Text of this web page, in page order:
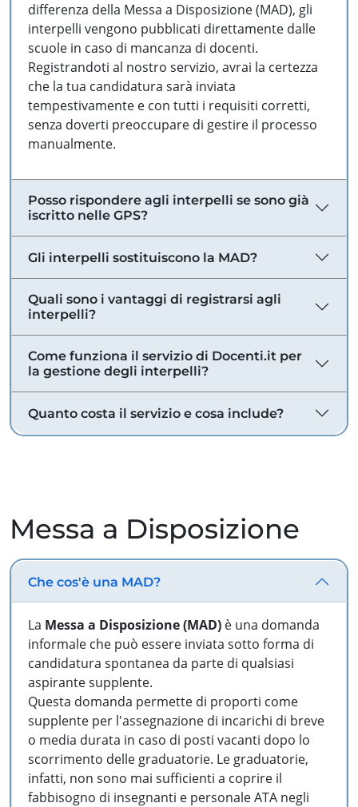
differenza della Messa a Disposizione (MAD), gli
interpelli vengono pubblicati direttamente dalle
scuole in caso di mancanza di docenti.
Registrandoti al nostro servizio, avrai la certezza
che la tua candidatura sarà inviata
tempestivamente e con tutti i requisiti corretti,
senza doverti preoccupare di gestire il processo
manualmente.
Posso rispondere agli interpelli se sono già
iscritto nelle GPS?
Gli interpelli sostituiscono la MAD?
Quali sono i vantaggi di registrarsi agli
interpelli?
Come funziona il servizio di Docenti.it per
la gestione degli interpelli?
Quanto costa il servizio e cosa include?
Messa a Disposizione
Che cos'è una MAD?
La Messa a Disposizione (MAD) è una domanda
informale che può essere inviata sotto forma di
candidatura spontanea da parte di qualsiasi
aspirante supplente.
Questa domanda permette di proporti come
supplente per l'assegnazione di incarichi di breve
o media durata in caso di posti vacanti dopo lo
scorrimento delle graduatorie. Le graduatorie,
infatti, non sono mai sufficienti a coprire il
fabbisogno di insegnanti e personale ATA negli